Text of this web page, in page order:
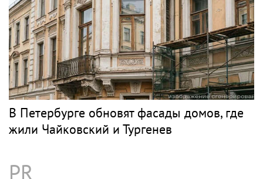
В Петербурге обновят фасады домов, где
жили Чайковский и Тургенев
PR